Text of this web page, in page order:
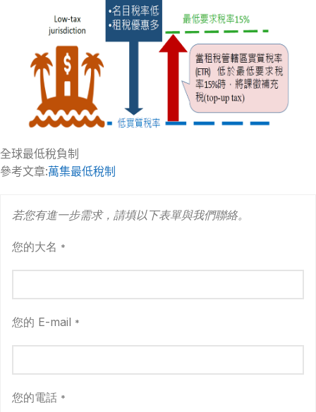
全球最低稅負制
參考文章:萬集最低稅制
若您有進一步需求，請填以下表單與我們聯絡。
您的大名 *
您的 E-mail *
您的電話 *